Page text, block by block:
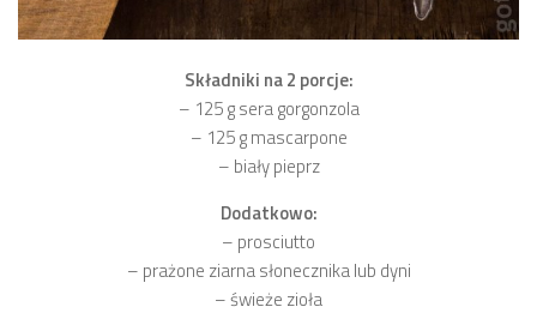
Składniki na 2 porcje:
– 125 g sera gorgonzola
– 125 g mascarpone
– biały pieprz
Dodatkowo:
– prosciutto
– prażone ziarna słonecznika lub dyni
– świeże zioła